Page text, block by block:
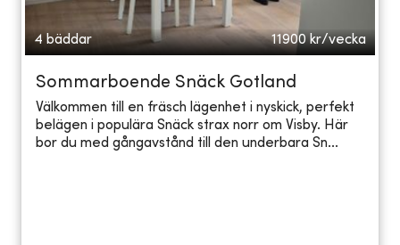
4 bäddar 11900 kr/vecka
Sommarboende Snäck Gotland
Välkommen till en fräsch lägenhet i nyskick, perfekt
belägen i populära Snäck strax norr om Visby. Här
bor du med gångavstånd till den underbara Sn...